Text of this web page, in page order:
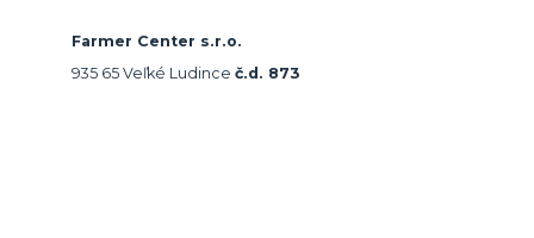
Farmer Center s.r.o.
935 65 Veľké Ludince č.d. 873